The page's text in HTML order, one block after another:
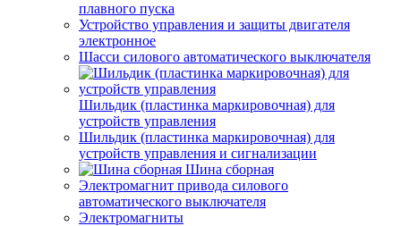
плавного пуска
Устройство управления и защиты двигателя
электронное
Шасси силового автоматического выключателя
Шильдик (пластинка маркировочная) для
устройств управления
Шильдик (пластинка маркировочная) для
устройств управления и сигнализации
Шина сборная
Электромагнит привода силового
автоматического выключателя
Электромагниты